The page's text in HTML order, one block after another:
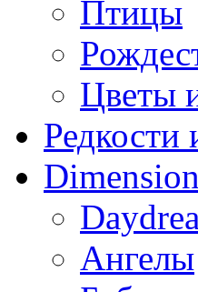
Птицы
Цветы
Редкости
Ангелы